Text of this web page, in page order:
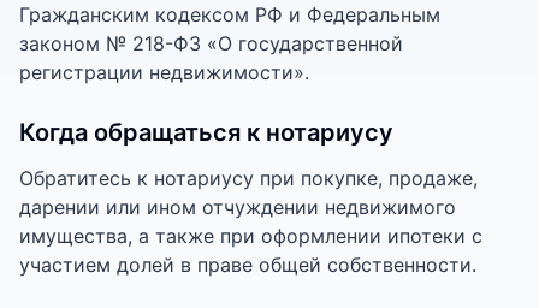
Гражданским кодексом РФ и Федеральным
законом № 218-ФЗ «О государственной
регистрации недвижимости».
Когда обращаться к нотариусу
Обратитесь к нотариусу при покупке, продаже,
дарении или ином отчуждении недвижимого
имущества, а также при оформлении ипотеки с
участием долей в праве общей собственности.